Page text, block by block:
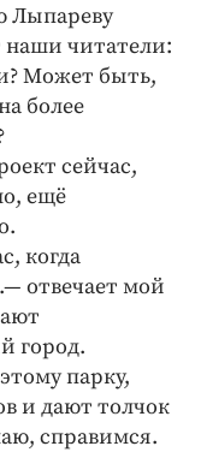
Лыпареву
наши читатели:
Может быть,
более
сейчас,
ещё
когда
отвечает мой
город.
парку,
и дают толчок
справимся.